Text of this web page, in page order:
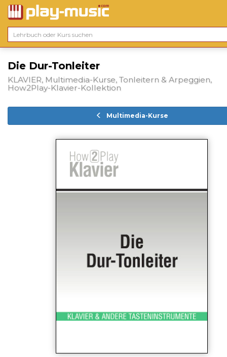
Die Dur-Tonleiter
KLAVIER, Multimedia-Kurse, Tonleitern & Arpeggien,
How2Play-Klavier-Kollektion
Multimedia-Kurse